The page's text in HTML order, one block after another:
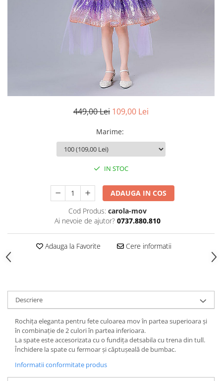
449,00 Lei 109,00 Lei
Marime:
IN STOC
ADAUGA IN COS
Cod Produs: carola-mov
Ai nevoie de ajutor? 0737.880.810
Adauga la Favorite Cere informatii
Descriere
Rochița eleganta pentru fete culoarea mov în partea superioara și
în combinație de 2 culori în partea inferioara.
La spate este accesorizata cu o fundița detsabila cu trena din tull.
Închidere la spate cu fermoar și căptușeală de bumbac.
Informatii conformitate produs